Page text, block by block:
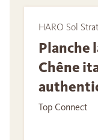
HARO Sol
Planche
Chêne
Top Connect